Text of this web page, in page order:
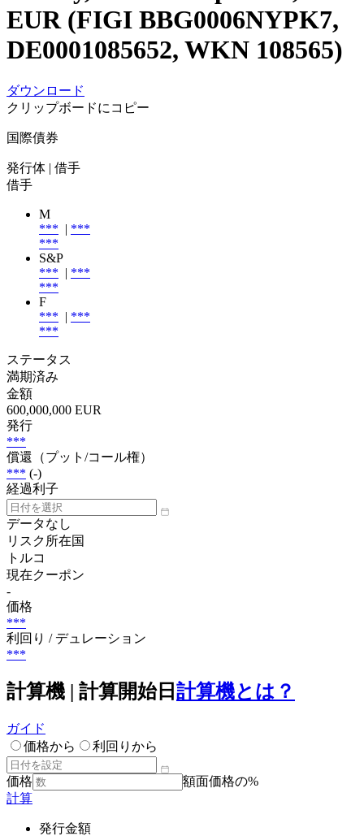
EUR (FIGI BBG0006NYPK7,
DE0001085652, WKN 108565)
ダウンロード
クリップボードにコピー
国際債券
発行体 | 借手
借手
M
*** | ***
***
S&P
*** | ***
***
F
*** | ***
***
ステータス
満期済み
金額
600,000,000 EUR
発行
***
償還（プット/コール権）
*** (-)
経過利子
データなし
リスク所在国
トルコ
現在クーポン
-
価格
***
利回り / デュレーション
***
計算機 | 計算開始日 計算機とは？
ガイド
価格から
利回りから
価格
額面価格の%
計算
発行金額